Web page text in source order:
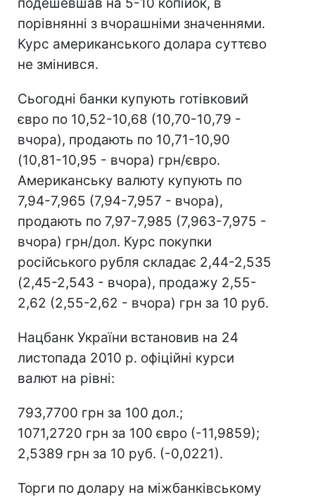
порівнянні з вчорашніми значеннями.
Курс американського долара суттєво
не змінився.
Сьогодні банки купують готівковий
євро по 10,52-10,68 (10,70-10,79 -
вчора), продають по 10,71-10,90
(10,81-10,95 - вчора) грн/євро.
Американську валюту купують по
7,94-7,965 (7,94-7,957 - вчора),
продають по 7,97-7,985 (7,963-7,975 -
вчора) грн/дол. Курс покупки
російського рубля складає 2,44-2,535
(2,45-2,543 - вчора), продажу 2,55-
2,62 (2,55-2,62 - вчора) грн за 10 руб.
Нацбанк України встановив на 24
листопада 2010 р. офіційні курси
валют на рівні:
793,7700 грн за 100 дол.;
1071,2720 грн за 100 євро (-11,9859);
2,5389 грн за 10 руб. (-0,0221).
Торги по долару на міжбанківському